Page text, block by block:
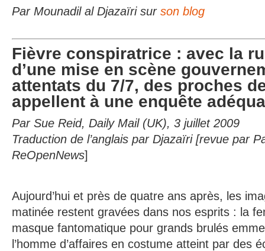
Par Mounadil al Djazaïri sur son blog
Fièvre conspiratrice : avec la
d’une mise en scène
attentats du 7/7, des proches
appellent à une enquête
Par Sue Reid, Daily Mail (UK), 3 juillet 2009
Traduction de l’anglais par Djazaïri [revue par
ReOpenNews]
Aujourd’hui et près de quatre ans après, les
matinée restent gravées dans nos esprits : la
masque fantomatique pour grands brulés
l’homme d’affaires en costume atteint par des